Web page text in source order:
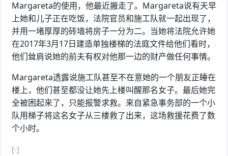
Margareta的使用，他最近搬走了。Margareta说有天早
上她和儿子正在吃饭，法院官员和施工队就一起出现了，
并用一堵厚厚的砖墙将房子一分为二。当她将法院允许她
在2017年3月17日建造单独楼梯的法庭文件给他们看时，
他们耸肩说她的前夫有权对他那一边的财产做任何事情。
Margareta透露说施工队甚至不在意她的一个朋友正睡在
楼上，他们甚至都没让她先上楼叫醒那名女子。最后她完
全被困起来了，只能报警求救。来自紧急事务部的一个小
队用梯子将这名女子从三楼救了出来，这场救援花费了数
个小时。
[-]